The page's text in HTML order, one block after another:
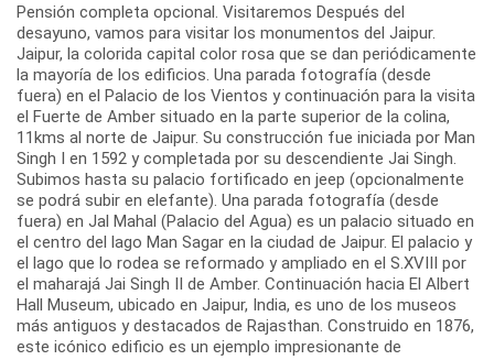
Pensión completa opcional. Visitaremos Después del
desayuno, vamos para visitar los monumentos del Jaipur.
Jaipur, la colorida capital color rosa que se dan periódicamente
la mayoría de los edificios. Una parada fotografía (desde
fuera) en el Palacio de los Vientos y continuación para la visita
el Fuerte de Amber situado en la parte superior de la colina,
11kms al norte de Jaipur. Su construcción fue iniciada por Man
Singh I en 1592 y completada por su descendiente Jai Singh.
Subimos hasta su palacio fortificado en jeep (opcionalmente
se podrá subir en elefante). Una parada fotografía (desde
fuera) en Jal Mahal (Palacio del Agua) es un palacio situado en
el centro del lago Man Sagar en la ciudad de Jaipur. El palacio y
el lago que lo rodea se reformado y ampliado en el S.XVIII por
el maharajá Jai Singh II de Amber. Continuación hacia El Albert
Hall Museum, ubicado en Jaipur, India, es uno de los museos
más antiguos y destacados de Rajasthan. Construido en 1876,
este icónico edificio es un ejemplo impresionante de